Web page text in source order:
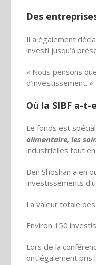
Des
Il a également
investi jusqu’à
« Nous pensons
d’investissement. »
Où la SIBF a-t-
Le fonds est
alimentaire, les
industrielles tout
Ben Shoshan a en
investissements
La valeur totale
Environ 150
Lors de la
ont également pris